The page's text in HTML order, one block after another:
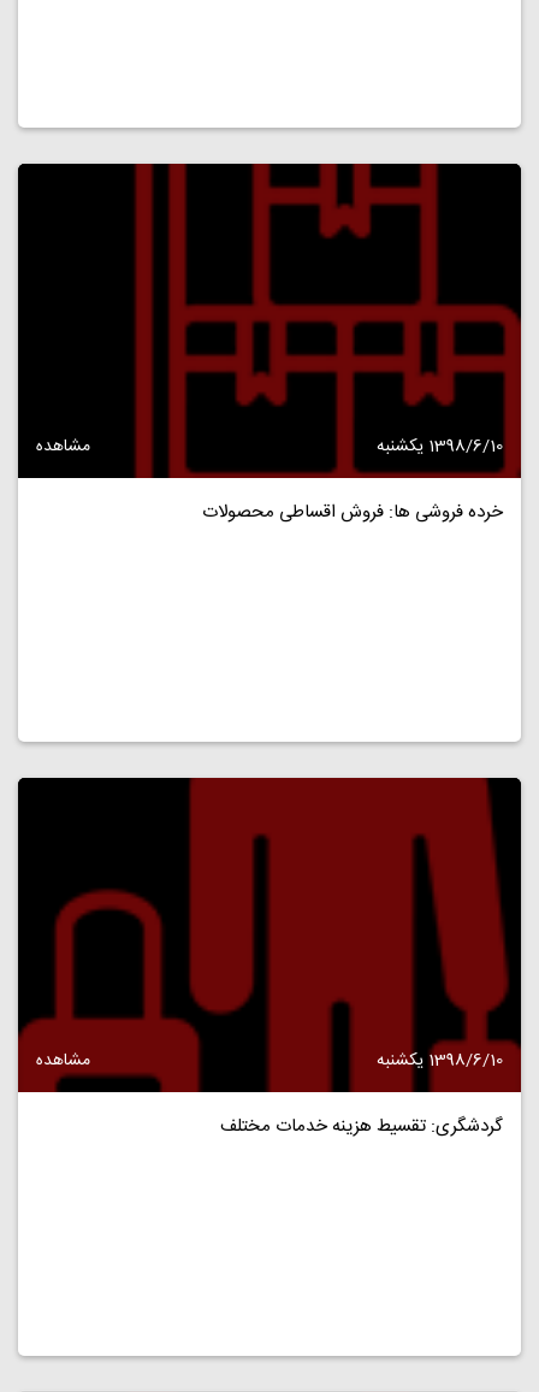
1398/6/10 یکشنبه مشاهده
خرده فروشی ها: فروش اقساطی محصولات
1398/6/10 یکشنبه مشاهده
گردشگری: تقسیط هزینه خدمات مختلف